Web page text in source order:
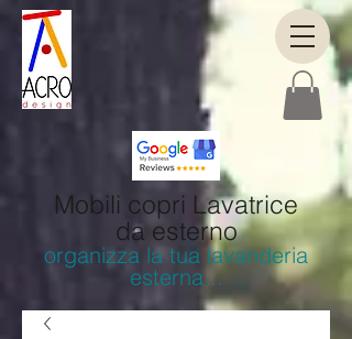
Mobili copri Lavatrice
da esterno
organizza la tua lavanderia
esterna...